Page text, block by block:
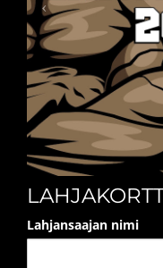
Lahjansaajan nimi